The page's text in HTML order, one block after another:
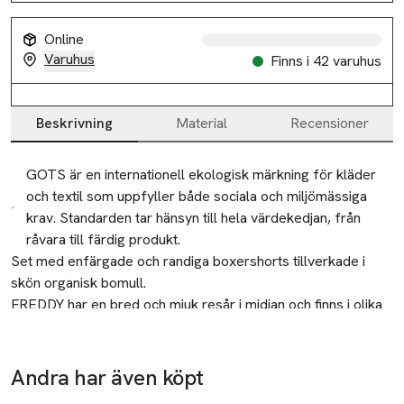
Online
Varuhus
Finns i 42 varuhus
Beskrivning Material Recensioner
Beskrivning
GOTS är en internationell ekologisk märkning för kläder
och textil som uppfyller både sociala och miljömässiga
krav. Standarden tar hänsyn till hela värdekedjan, från
råvara till färdig produkt.
Set med enfärgade och randiga boxershorts tillverkade i
skön organisk bomull.
FREDDY har en bred och mjuk resår i midjan och finns i olika
• Kalsonger i organisk bomull
Återvinning
Lämna gamla textilier till välgörenhet eller
Andra har även köpt